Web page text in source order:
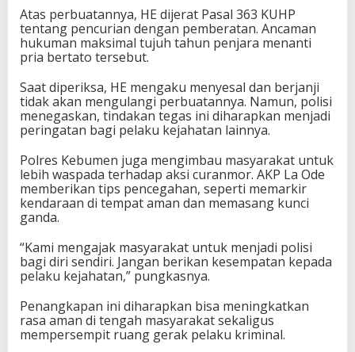
Atas perbuatannya, HE dijerat Pasal 363 KUHP
tentang pencurian dengan pemberatan. Ancaman
hukuman maksimal tujuh tahun penjara menanti
pria bertato tersebut.
Saat diperiksa, HE mengaku menyesal dan berjanji
tidak akan mengulangi perbuatannya. Namun, polisi
menegaskan, tindakan tegas ini diharapkan menjadi
peringatan bagi pelaku kejahatan lainnya.
Polres Kebumen juga mengimbau masyarakat untuk
lebih waspada terhadap aksi curanmor. AKP La Ode
memberikan tips pencegahan, seperti memarkir
kendaraan di tempat aman dan memasang kunci
ganda.
“Kami mengajak masyarakat untuk menjadi polisi
bagi diri sendiri. Jangan berikan kesempatan kepada
pelaku kejahatan,” pungkasnya.
Penangkapan ini diharapkan bisa meningkatkan
rasa aman di tengah masyarakat sekaligus
mempersempit ruang gerak pelaku kriminal.